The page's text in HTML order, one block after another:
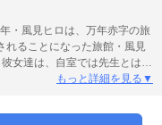
・風見ヒロは、万年赤字の旅
ることになった旅館・風見
女達は、自室では先生とは思
禁断のハーレムラブコメ開
もっと詳細を見る▼